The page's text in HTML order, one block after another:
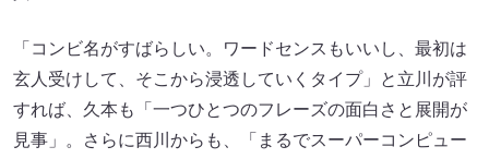
「コンビ名がすばらしい。ワードセンスもいいし、最初は
玄人受けして、そこから浸透していくタイプ」と立川が評
すれば、久本も「一つひとつのフレーズの面白さと展開が
見事」。さらに西川からも、「まるでスーパーコンピュー